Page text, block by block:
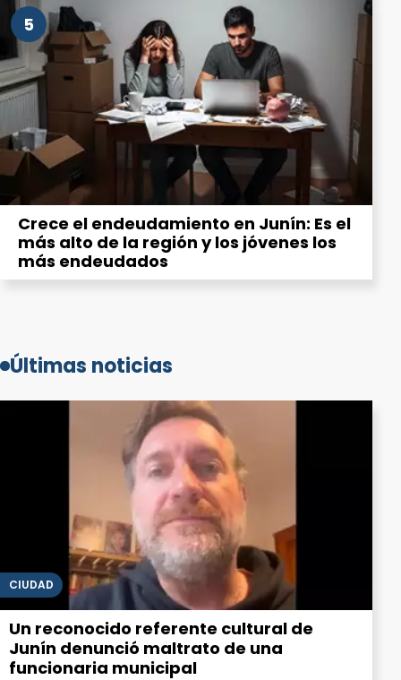
5
Crece el endeudamiento en Junín: Es el
más alto de la región y los jóvenes los
más endeudados
Últimas noticias
CIUDAD
Un reconocido referente cultural de
Junín denunció maltrato de una
funcionaria municipal